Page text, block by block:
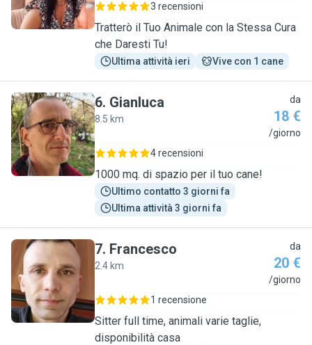
3 recensioni
Tratterò il Tuo Animale con la Stessa Cura
che Daresti Tu!
Ultima attività ieri Vive con 1 cane
G
6. Gianluca
8.5 km
da
18 €
/giorno
4 recensioni
1000 mq. di spazio per il tuo cane!
Ultimo contatto 3 giorni fa
Ultima attività 3 giorni fa
F
7. Francesco
2.4 km
da
20 €
/giorno
1 recensione
Sitter full time, animali varie taglie,
disponibilità casa